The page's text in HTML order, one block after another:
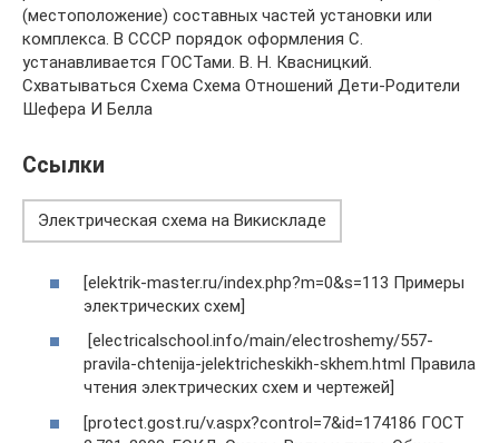
(местоположение) составных частей установки или
комплекса. В СССР порядок оформления С.
устанавливается ГОСТами. В. Н. Квасницкий.
Схватываться Схема Схема Отношений Дети-Родители
Шефера И Белла
Ссылки
Электрическая схема на Викискладе
[elektrik-master.ru/index.php?m=0&s=113 Примеры
электрических схем]
[electricalschool.info/main/electroshemy/557-
pravila-chtenija-jelektricheskikh-skhem.html Правила
чтения электрических схем и чертежей]
[protect.gost.ru/v.aspx?control=7&id=174186 ГОСТ